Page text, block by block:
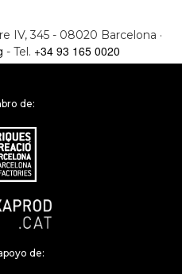
IV, 345 - 08020 Barcelona ·
- Tel. +34 93 165 0020
de:
de: